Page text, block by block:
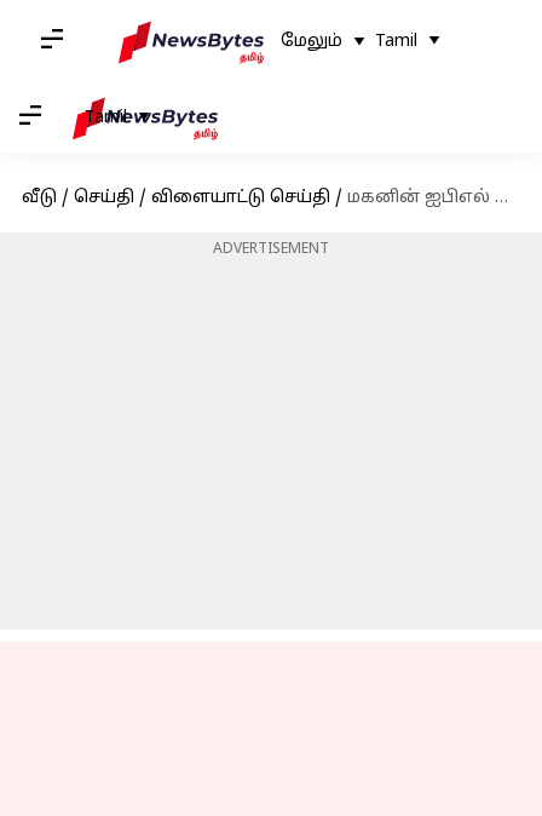
மேலும் Tamil
Tamil
வீடு / செய்தி / விளையாட்டு செய்தி / மகனின் ஐபிஎல் அறிமுகம் : உருக்கமாக பதிவிட்ட "தந்தை" சச்சின் டெண்டுல்கர்
ADVERTISEMENT